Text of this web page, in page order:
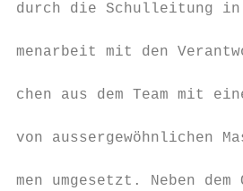
durch die
menarbeit mit den
chen aus dem Team mit
von
men umgesetzt. Neben